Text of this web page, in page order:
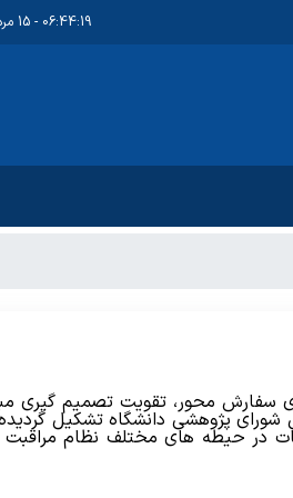
06:44:19 - 15 مرداد 1405
سفارش محور، تقویت تصمیم گیری
پژوهشی دانشگاه تشکیل
در حیطه های مختلف نظام مراقبت